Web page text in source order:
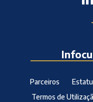
Parceiros
Termos de